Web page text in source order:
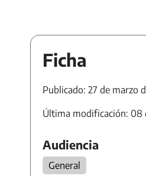
Ficha
Publicado: 27 de marzo
Última modificación: 08
Audiencia
General